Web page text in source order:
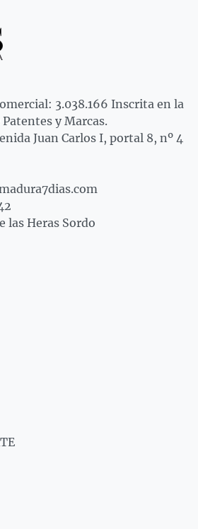
3.038.166 Inscrita en la
y Marcas.
Juan Carlos I, portal 8, nº 4
las Heras Sordo